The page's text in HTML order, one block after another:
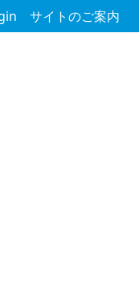
サイトのご案内